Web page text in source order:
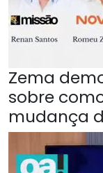
Zema
sobre
mudança